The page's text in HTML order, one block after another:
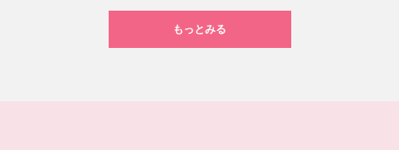
もっとみる